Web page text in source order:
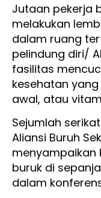
Jutaan pekerja
melakukan
dalam ruang
pelindung diri/
fasilitas
kesehatan
awal, atau
Sejumlah
Aliansi Buruh
menyampaikan
buruk di
dalam